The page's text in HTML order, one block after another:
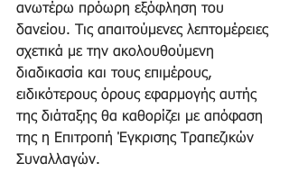
ανωτέρω πρόωρη εξόφληση του
δανείου. Τις απαιτούμενες λεπτομέρειες
σχετικά με την ακολουθούμενη
διαδικασία και τους επιμέρους,
ειδικότερους όρους εφαρμογής αυτής
της διάταξης θα καθορίζει με απόφαση
της η Επιτροπή Έγκρισης Τραπεζικών
Συναλλαγών.